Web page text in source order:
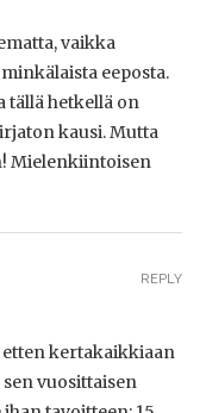
vaikka
eeposta.
tällä hetkellä on
kausi. Mutta
Mielenkiintoisen
etten kertakaikkiaan
vuosittaisen
REPLY